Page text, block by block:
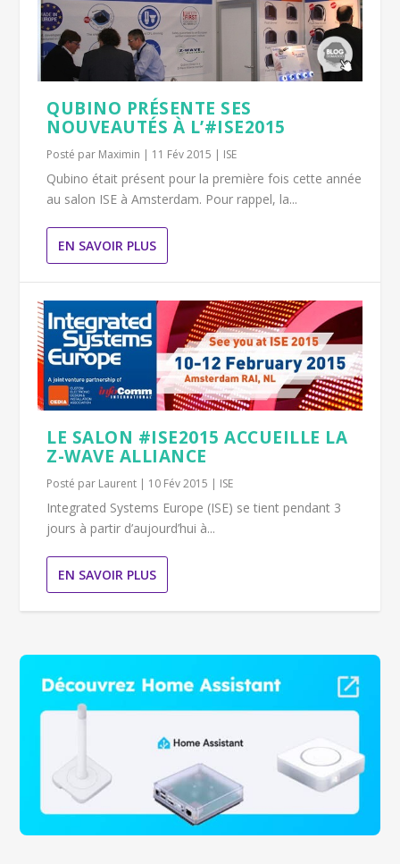
QUBINO PRÉSENTE SES
NOUVEAUTÉS À L’#ISE2015
Posté par Maximin | 11 Fév 2015 | ISE
Qubino était présent pour la première fois cette année
au salon ISE à Amsterdam. Pour rappel, la...
EN SAVOIR PLUS
LE SALON #ISE2015 ACCUEILLE LA
Z-WAVE ALLIANCE
Posté par Laurent | 10 Fév 2015 | ISE
Integrated Systems Europe (ISE) se tient pendant 3
jours à partir d’aujourd’hui à...
EN SAVOIR PLUS